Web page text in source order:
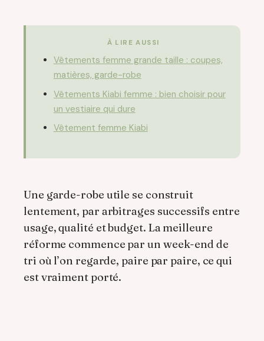
À LIRE AUSSI
Vêtements femme grande taille : coupes,
matières, garde-robe
Vêtements Kiabi femme : bien choisir pour
un vestiaire qui dure
Vêtement femme Kiabi
Une garde-robe utile se construit
lentement, par arbitrages successifs entre
usage, qualité et budget. La meilleure
réforme commence par un week-end de
tri où l’on regarde, paire par paire, ce qui
est vraiment porté.